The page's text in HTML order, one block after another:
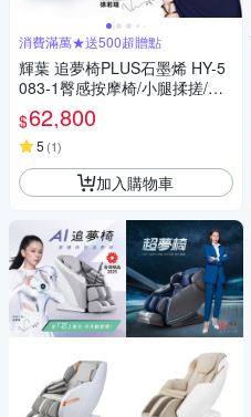
消費滿萬★送500超贈點
輝葉 追夢椅PLUS石墨烯 HY-5
083-1臀感按摩椅/小腿揉搓/零
重力/溫熱
$62,800
5 (1)
加入購物車